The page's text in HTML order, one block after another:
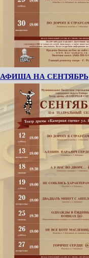
АФИША НА СЕНТЯБРЬ